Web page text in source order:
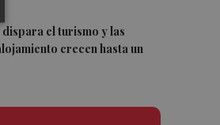
el turismo y las
crecen hasta un